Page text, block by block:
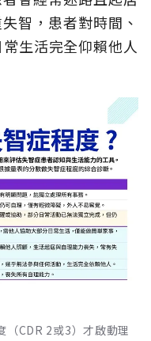
智，患者對時間、
生活完全仰賴他人
（CDR 2或3）才啟動理